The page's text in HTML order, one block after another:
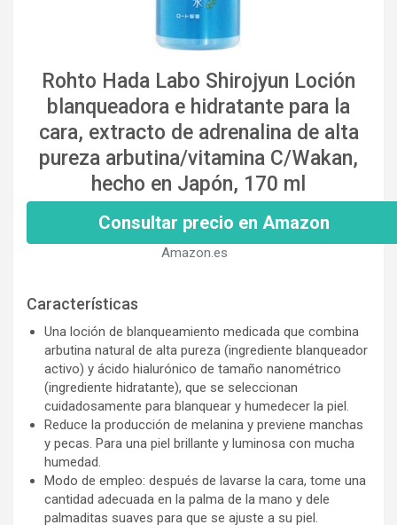
Rohto Hada Labo Shirojyun Loción
blanqueadora e hidratante para la
cara, extracto de adrenalina de alta
pureza arbutina/vitamina C/Wakan,
hecho en Japón, 170 ml
Consultar precio en Amazon
Amazon.es
Características
Una loción de blanqueamiento medicada que combina
arbutina natural de alta pureza (ingrediente blanqueador
activo) y ácido hialurónico de tamaño nanométrico
(ingrediente hidratante), que se seleccionan
cuidadosamente para blanquear y humedecer la piel.
Reduce la producción de melanina y previene manchas
y pecas. Para una piel brillante y luminosa con mucha
humedad.
Modo de empleo: después de lavarse la cara, tome una
cantidad adecuada en la palma de la mano y dele
palmaditas suaves para que se ajuste a su piel.